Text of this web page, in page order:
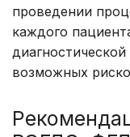
проведении
каждого
возможных